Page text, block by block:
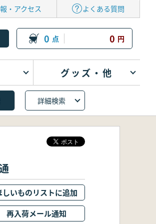
・アクセス よくある質問
0 点 0 円
グッズ・他
詳細検索
しいものリストに追加
再入荷メール通知